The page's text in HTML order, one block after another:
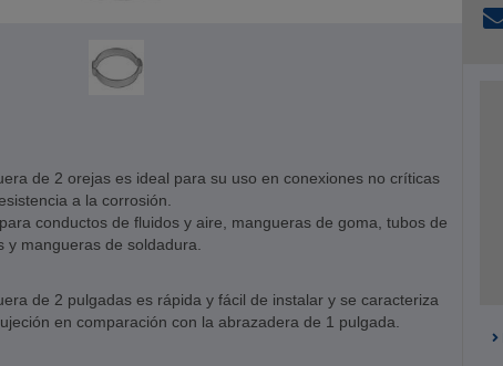
de 2 orejas es ideal para su uso en conexiones no críticas
a la corrosión.
conductos de fluidos y aire, mangueras de goma, tubos de
y mangueras de soldadura.
de 2 pulgadas es rápida y fácil de instalar y se caracteriza
en comparación con la abrazadera de 1 pulgada.